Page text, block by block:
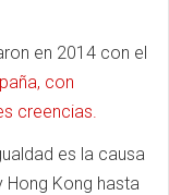
en 2014 con el
con
creencias.
es la causa
Hong Kong hasta